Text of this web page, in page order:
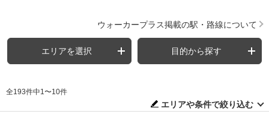
ウォーカープラス掲載の駅・路線について
エリアを選択 目的から探す
全193件中1〜10件
エリアや条件で絞り込む